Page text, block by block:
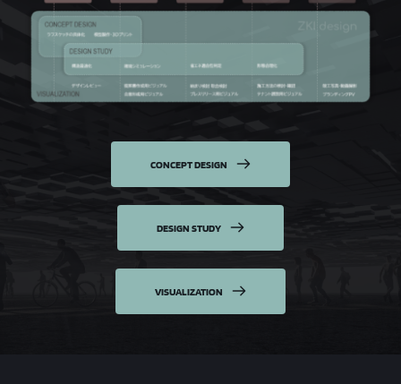
CONCEPT DESIGN
DESIGN STUDY
VISUALIZATION